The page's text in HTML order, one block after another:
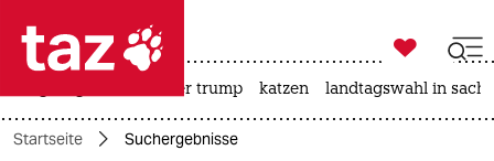
 taz zahl ich
taz zahl ich

taz zahl ich
usa unter trump katzen landtagswahl in
Startseite Suchergebnisse